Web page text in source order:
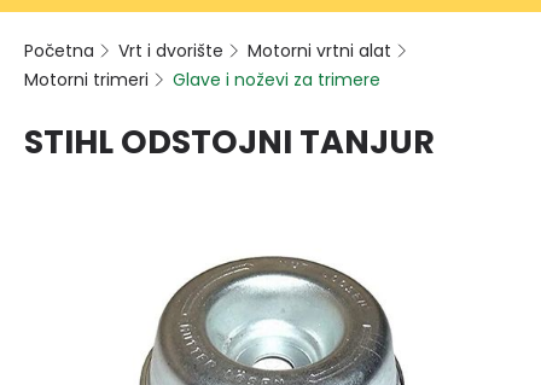
Početna Vrt i dvorište
Motorni vrtni alat
Motorni trimeri
Glave i noževi za trimere
STIHL ODSTOJNI TANJUR